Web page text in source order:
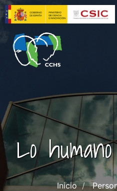
Pasar
al
contenido
principal
Lo
Inicio